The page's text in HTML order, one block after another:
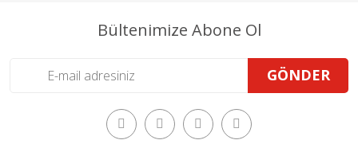
Bültenimize Abone Ol
GÖNDER